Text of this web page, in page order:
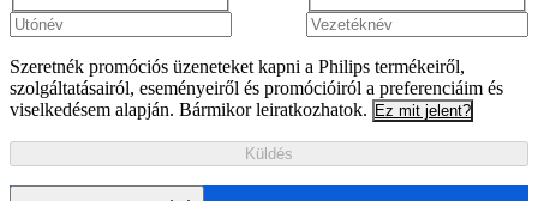
Szeretnék promóciós üzeneteket kapni a Philips termékeiről,
szolgáltatásairól, eseményeiről és promócióiról a preferenciáim és
viselkedésem alapján. Bármikor leiratkozhatok. Ez mit jelent?
Küldés